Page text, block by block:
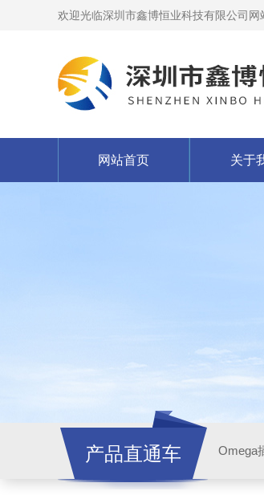
欢迎光临深圳市鑫博恒业科技有限公司网
网站首页 关于
产品直通车